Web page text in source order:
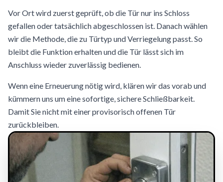
Vor Ort wird zuerst geprüft, ob die Tür nur ins Schloss
gefallen oder tatsächlich abgeschlossen ist. Danach wählen
wir die Methode, die zu Türtyp und Verriegelung passt. So
bleibt die Funktion erhalten und die Tür lässt sich im
Anschluss wieder zuverlässig bedienen.
Wenn eine Erneuerung nötig wird, klären wir das vorab und
kümmern uns um eine sofortige, sichere Schließbarkeit.
Damit Sie nicht mit einer provisorisch offenen Tür
zurückbleiben.